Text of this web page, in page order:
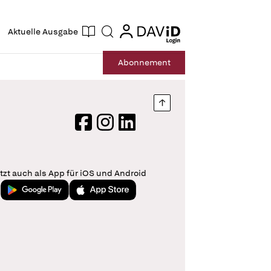
Aktuelle Ausgabe Suche login
login
Abonnement
Nach oben springen
FacebookInstagram
LinkedIn
auch als App für iOS und Android
Jetzt bei Google PlayLaden im App Store